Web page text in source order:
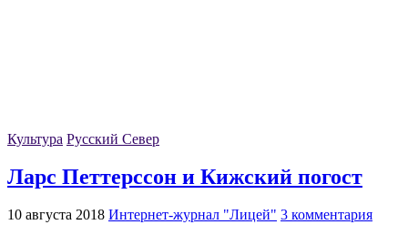
Культура Русский Север
Ларс Петтерссон и Кижский погост
10 августа 2018 Интернет-журнал "Лицей" 3 комментария